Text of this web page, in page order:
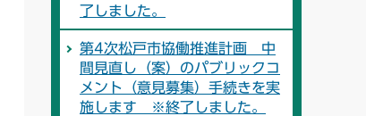
了しました。
第4次松戸市協働推進計画 中
間見直し（案）のパブリックコ
メント（意見募集）手続きを実
施します ※終了しました。